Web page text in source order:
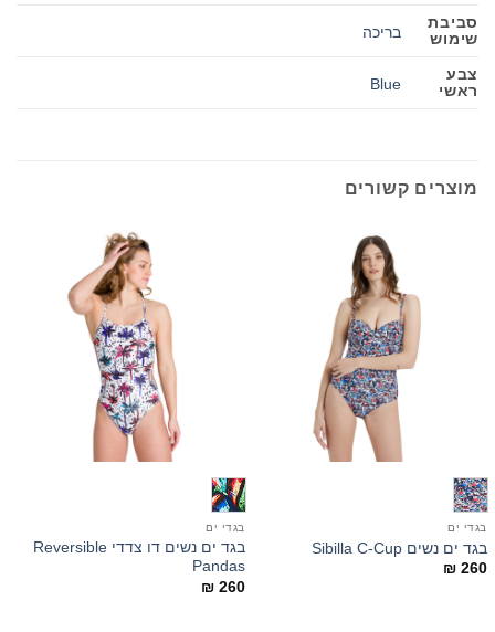
סביבת
שימוש
בריכה
צבע
ראשי
Blue
מוצרים קשורים
בגדי ים
בגד ים נשים Sibilla C-Cup
₪ 260
בגדי ים
בגד ים נשים דו צדדי Reversible
Pandas
₪ 260